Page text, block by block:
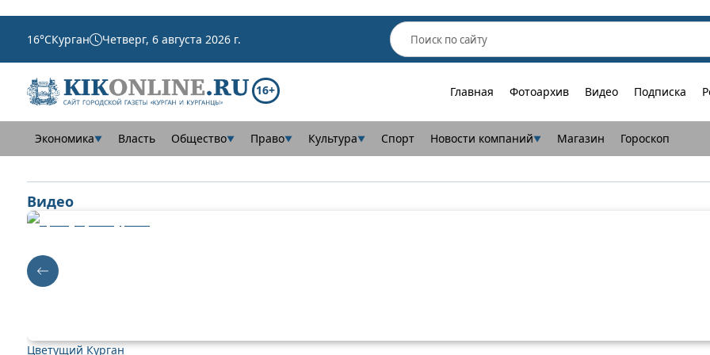
16°CКурган Четверг, 6 августа 2026 г.
16+ Главная Фотоархив Видео Подписка
Экономика▼ Власть Общество▼ Право▼ Культура▼ Спорт Новости компаний▼ Магазин Гороскоп
Видео
Цветущий Курган